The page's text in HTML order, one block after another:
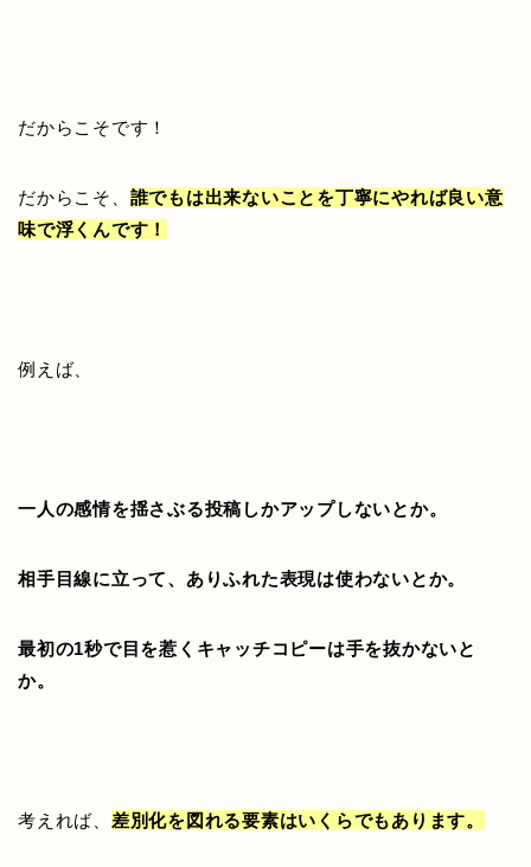
だからこそです！
だからこそ、 誰でもは出来ないことを丁寧にやれば良い意
味で浮くんです！
例えば、
一人の感情を揺さぶる投稿しかアップしないとか。
相手目線に立って、ありふれた表現は使わないとか。
最初の1秒で目を惹くキャッチコピーは手を抜かないと
か。
考えれば、 差別化を図れる要素はいくらでもあります。